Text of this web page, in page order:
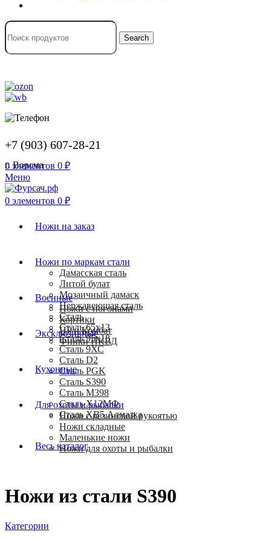
Search
+7 (903) 607-28-21
г. Ворсма
0 элементов 0 ₽
Меню
0 элементов 0 ₽
Ножи на заказ
Ножи по маркам стали
Дамасская сталь
Литой булат
Мозаичный дамаск
Нержавеющая сталь
Сталь
Сталь 65х13
Сталь 95х18
Сталь 9ХС
Сталь D2
Сталь PGK
Сталь S390
Сталь M398
Сталь Х12МФ
Сталь ХВ5 Алмазка
Военные
Ножи с погонами
Кортики
HP и Комбат
Финки НКВД
Эксклюзивные
Кухонные
Для охоты и рыбалки
Ножи с резиновой рукоятью
Ножи складные
Маленькие ножи
Ножи для охоты и рыбалки
Весь каталог
Ножи из стали S390
Категории